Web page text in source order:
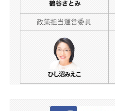
政策担当運営委員